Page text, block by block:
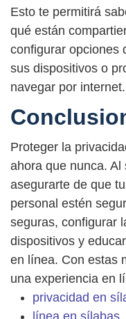
Esto te permitirá
qué están
configurar opciones
sus dispositivos o
navegar por internet.
Proteger la
ahora que nunca.
asegurarte de que
personal estén
seguras, configurar
dispositivos y
en línea. Con estas
una experiencia en
privacidad en